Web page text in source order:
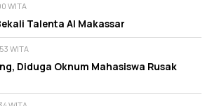
WITA
Talenta AI Makassar
WITA
Diduga Oknum Mahasiswa Rusak